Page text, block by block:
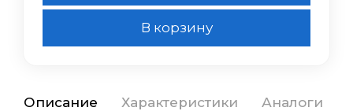
В корзину
Описание Характеристики Аналоги